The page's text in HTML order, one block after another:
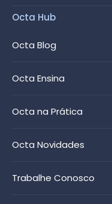
Octa Hub
Octa Blog
Octa Ensina
Octa na Prática
Octa Novidades
Trabalhe Conosco